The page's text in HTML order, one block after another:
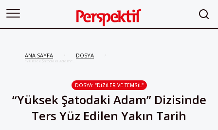
ANA SAYFA DOSYA
“Yüksek Şatodaki Adam”
DOSYA: "DIZILER VE TEMSIL"
“Yüksek Şatodaki Adam” Dizisinde
Ters Yüz Edilen Yakın Tarih